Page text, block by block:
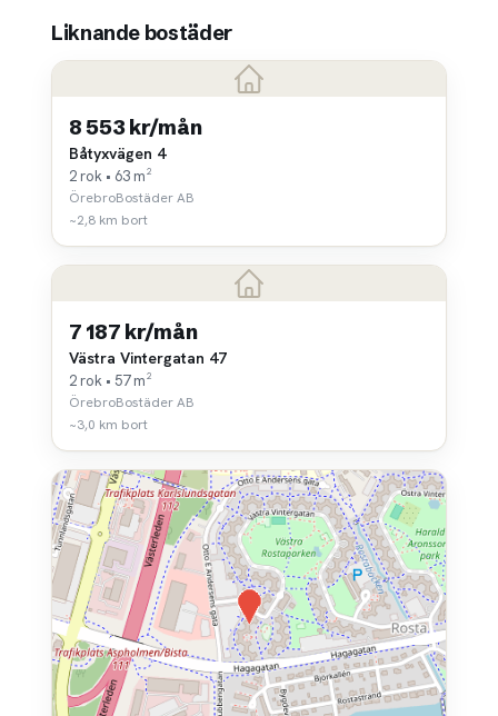
Liknande bostäder
8 553 kr/mån
Båtyxvägen 4
2 rok • 63 m²
ÖrebroBostäder AB
~2,8 km bort
7 187 kr/mån
Västra Vintergatan 47
2 rok • 57 m²
ÖrebroBostäder AB
~3,0 km bort